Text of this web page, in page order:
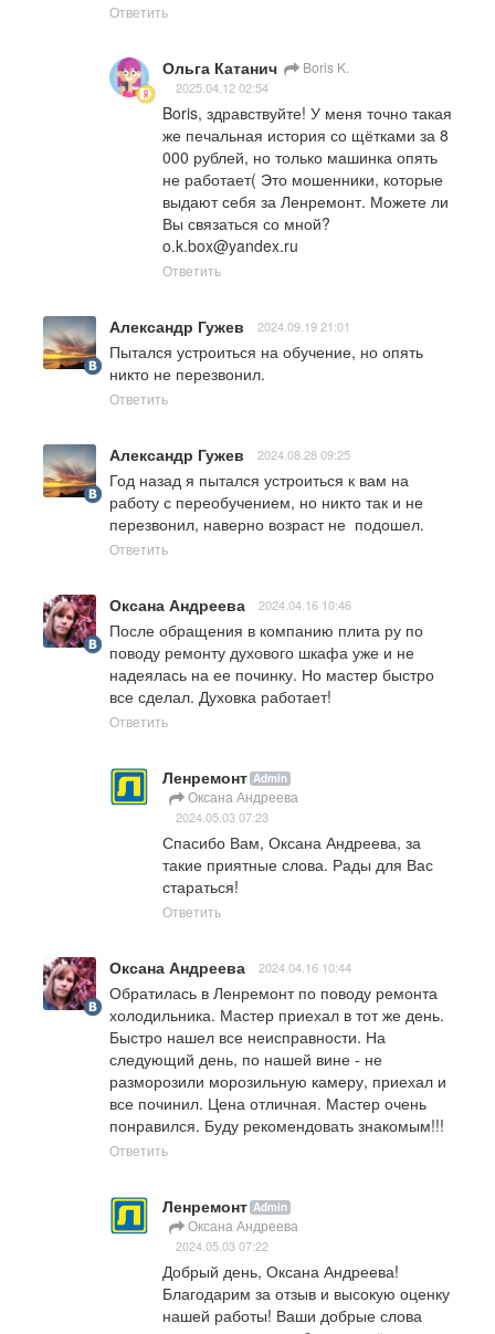
Ответить
Ольга Катанич Boris K.
2025.04.12 02:54
Boris, здравствуйте! У меня точно такая
же печальная история со щётками за 8
000 рублей, но только машинка опять
не работает( Это мошенники, которые
выдают себя за Ленремонт. Можете ли
Вы связаться со мной?
o.k.box@yandex.ru
Ответить
Александр Гужев 2024.09.19 21:01
Пытался устроиться на обучение, но опять
никто не перезвонил.
Ответить
Александр Гужев 2024.08.28 09:25
Год назад я пытался устроиться к вам на
работу с переобучением, но никто так и не
перезвонил, наверно возраст не  подошел.
Ответить
Оксана Андреева 2024.04.16 10:46
После обращения в компанию плита ру по
поводу ремонту духового шкафа уже и не
надеялась на ее починку. Но мастер быстро
все сделал. Духовка работает!
Ответить
Ленремонт Admin
Оксана Андреева
2024.05.03 07:23
Спасибо Вам, Оксана Андреева, за
такие приятные слова. Рады для Вас
стараться!
Ответить
Оксана Андреева 2024.04.16 10:44
Обратилась в Ленремонт по поводу ремонта
холодильника. Мастер приехал в тот же день.
Быстро нашел все неисправности. На
следующий день, по нашей вине - не
разморозили морозильную камеру, приехал и
все починил. Цена отличная. Мастер очень
понравился. Буду рекомендовать знакомым!!!
Ответить
Ленремонт Admin
Оксана Андреева
2024.05.03 07:22
Добрый день, Оксана Андреева!
Благодарим за отзыв и высокую оценку
нашей работы! Ваши добрые слова